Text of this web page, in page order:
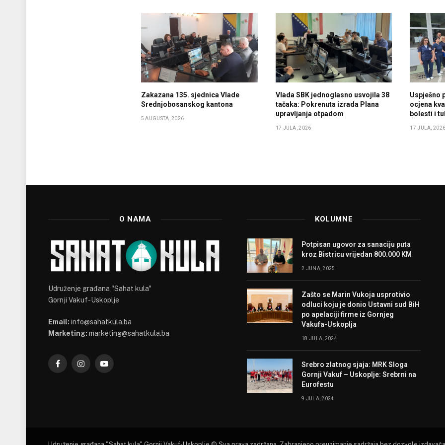
Zakazana 135. sjednica Vlade
Srednjobosanskog kantona
5 AUGUSTA, 2026
Vlada SBK jednoglasno usvojila 38
tačaka: Pokrenuta izrada Plana
upravljanja otpadom
17 JULA, 2026
Uspješno
ocjena
bolesti i
17 JULA,
O NAMA
Udruženje građana "Sahat kula"
Gornji Vakuf-Uskoplje
Email: info@sahatkula.ba
Marketing: marketing@sahatkula.ba
FacebookInstagramYouTube
KOLUMNE
Potpisan ugovor za sanaciju puta
kroz Bistricu vrijedan 800.000 KM
2 JUNA, 2025
Zašto se Marin Vukoja usprotivio
odluci koju je donio Ustavni sud BiH
po apelaciji firme iz Gornjeg
Vakufa-Uskoplja
18 JULA, 2024
Srebro zlatnog sjaja: MRK Sloga
Gornji Vakuf – Uskoplje: Srebrni na
Eurofestu
9 JULA, 2024